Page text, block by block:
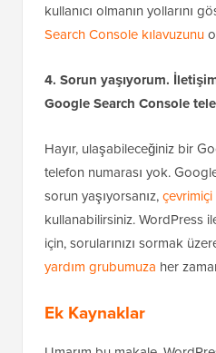
kullanıcı olmanın yollarını
Search Console kılavuzunu
4. Sorun yaşıyorum.
Google Search Console
Hayır, ulaşabileceğiniz bir
telefon numarası yok.
sorun yaşıyorsanız,
kullanabilirsiniz. WordPress
için, sorularınızı sormak
yardım grubumuza her
Ek Kaynaklar